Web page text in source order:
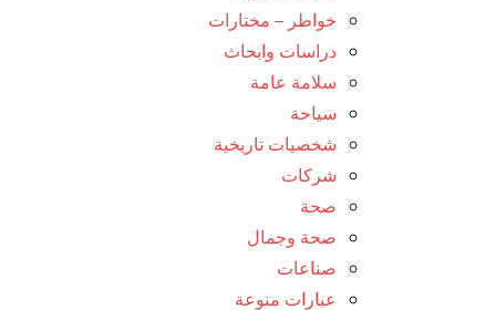
خواطر – مختارات
دراسات وابحاث
سلامة عامة
سياحة
شخصيات تاريخية
شركات
صحة
صحة وجمال
صناعات
عبارات منوعة